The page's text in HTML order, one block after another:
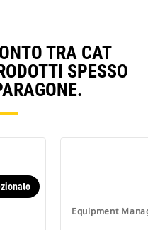
TRA CAT
SPESSO
Equipment